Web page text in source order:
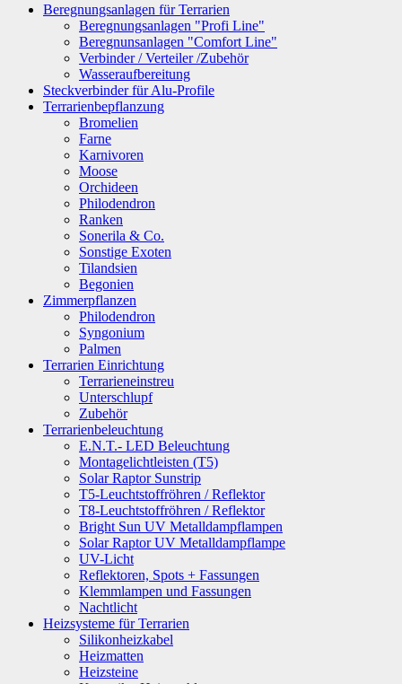
Beregnungsanlagen für Terrarien
Beregnungsanlagen "Profi Line"
Beregnunsanlagen "Comfort Line"
Verbinder / Verteiler /Zubehör
Wasseraufbereitung
Steckverbinder für Alu-Profile
Terrarienbepflanzung
Bromelien
Farne
Karnivoren
Moose
Orchideen
Philodendron
Ranken
Sonerila & Co.
Sonstige Exoten
Tilandsien
Begonien
Zimmerpflanzen
Philodendron
Syngonium
Palmen
Terrarien Einrichtung
Terrarieneinstreu
Unterschlupf
Zubehör
Terrarienbeleuchtung
E.N.T.- LED Beleuchtung
Montagelichtleisten (T5)
Solar Raptor Sunstrip
T5-Leuchtstoffröhren / Reflektor
T8-Leuchtstoffröhren / Reflektor
Bright Sun UV Metalldampflampen
Solar Raptor UV Metalldampflampe
UV-Licht
Reflektoren, Spots + Fassungen
Klemmlampen und Fassungen
Nachtlicht
Heizsysteme für Terrarien
Silikonheizkabel
Heizmatten
Heizsteine